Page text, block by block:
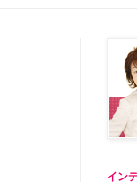
イン